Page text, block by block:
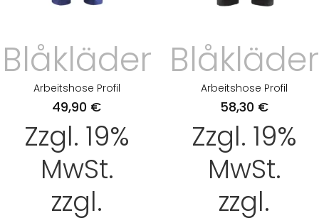
Blåkläder
Arbeitshose Profil
49,90 €
Zzgl. 19%
MwSt.
zzgl.
Blåkläder
Arbeitshose Profil
58,30 €
Zzgl. 19%
MwSt.
zzgl.